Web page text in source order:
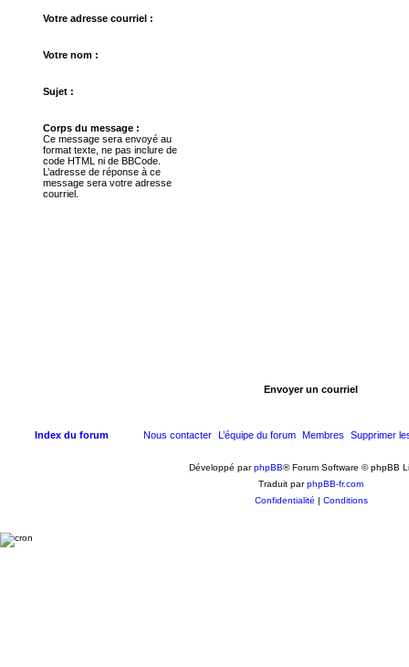
Votre adresse courriel :
Votre nom :
Sujet :
Corps du message :
Ce message sera envoyé au
format texte, ne pas inclure de
code HTML ni de BBCode.
L’adresse de réponse à ce
message sera votre adresse
courriel.
Index du forum Supprimer
Membres
L’équipe du forum
Nous contacter
Développé parphpBB® Forum Software © phpBB
Traduit parphpBB-fr.com
Confidentialité | Conditions